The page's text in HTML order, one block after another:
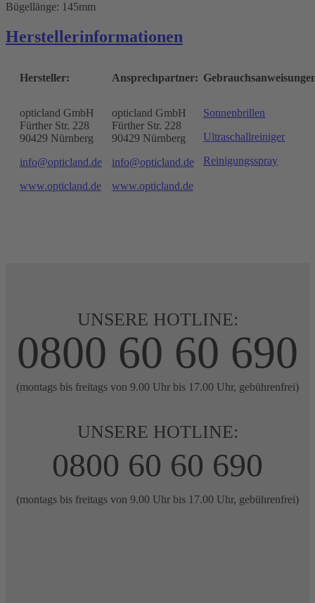
Bügellänge: 145mm
Herstellerinformationen
Hersteller:
opticland GmbH
Fürther Str. 228
90429 Nürnberg
info@opticland.de
www.opticland.de
Ansprechpartner:
opticland GmbH
Fürther Str. 228
90429 Nürnberg
info@opticland.de
www.opticland.de
Sonnenbrillen
Ultraschallreiniger
Reinigungsspray
UNSERE HOTLINE:
0800 60 60 690
(montags bis freitags von 9.00 Uhr bis 17.00 Uhr, gebührenfrei)
UNSERE HOTLINE:
0800 60 60 690
(montags bis freitags von 9.00 Uhr bis 17.00 Uhr, gebührenfrei)